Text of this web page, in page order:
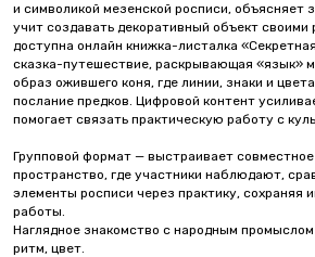
и символикой мезенской росписи, объясняет
учит создавать декоративный объект своими
доступна онлайн книжка-листалка
сказка-путешествие, раскрывающая «язык»
образ ожившего коня, где линии, знаки и
послание предков. Цифровой контент
помогает связать практическую работу с
Групповой формат — выстраивает
пространство, где участники наблюдают,
элементы росписи через практику, сохраняя
работы.
Наглядное знакомство с народным
ритм, цвет.